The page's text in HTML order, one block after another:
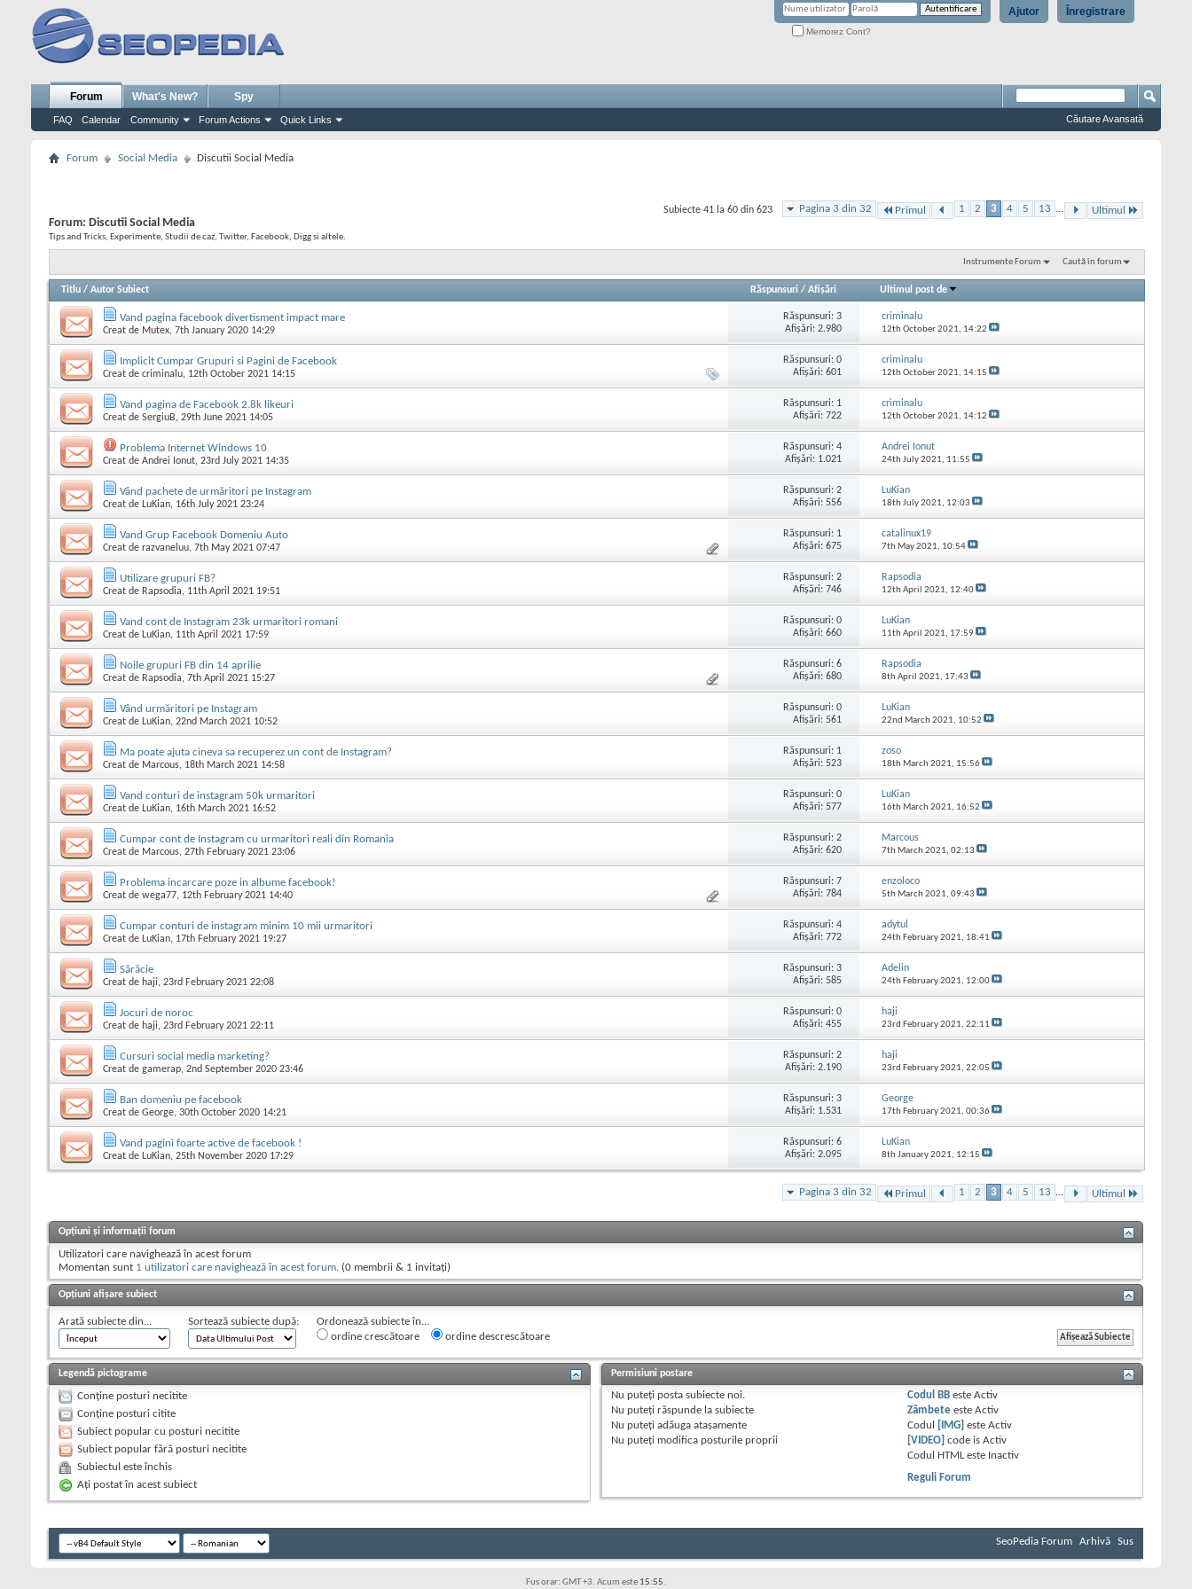
Înregistrare
Ajutor
Memorez Cont?
Forum
FAQ Calendar Community Forum Actions Quick Links
What's New? Spy
Căutare Avansată
Forum Social Media Discutii Social Media
Pagina 3 din 32 Primul 1 2 3 4 5 13 ... Ultimul
Subiecte 41 la 60 din 623
Forum: Discutii Social Media
Tips and Tricks, Experimente, Studii de caz, Twitter, Facebook, Digg si altele.
Instrumente Forum Caută în forum
Titlu / Autor Subiect Răspunsuri/ Afişări Ultimul post de
Vand pagina facebook divertisment impact mare
Creat de Mutex, 7th January 2020 14:29
Răspunsuri:3
Afişări: 2.980
criminalu
12th October 2021, 14:22
Implicit Cumpar Grupuri si Pagini de Facebook
Creat de criminalu, 12th October 2021 14:15
Răspunsuri:0
Afişări: 601
criminalu
12th October 2021, 14:15
Vand pagina de Facebook 2.8k likeuri
Creat de SergiuB, 29th June 2021 14:05
Răspunsuri: 1
Afişări: 722
criminalu
12th October 2021, 14:12
Problema Internet Windows 10
Creat de Andrei Ionut, 23rd July 2021 14:35
Răspunsuri:4
Afişări: 1.021
Andrei Ionut
24th July 2021, 11:55
Vând pachete de urmăritori pe Instagram
Creat de LuKian, 16th July 2021 23:24
Răspunsuri:2
Afişări: 556
LuKian
18th July 2021, 12:03
Vand Grup Facebook Domeniu Auto
Creat de razvaneluu, 7th May 2021 07:47
Răspunsuri: 1
Afişări: 675
catalinux19
7th May 2021, 10:54
Utilizare grupuri FB?
Creat de Rapsodia, 11th April 2021 19:51
Răspunsuri:2
Afişări: 746
Rapsodia
12th April 2021, 12:40
Vand cont de Instagram 23k urmaritori romani
Creat de LuKian, 11th April 2021 17:59
Răspunsuri:0
Afişări: 660
LuKian
11th April 2021, 17:59
Noile grupuri FB din 14 aprilie
Creat de Rapsodia, 7th April 2021 15:27
Răspunsuri:6
Afişări: 680
Rapsodia
8th April 2021, 17:43
Vând urmăritori pe Instagram
Creat de LuKian, 22nd March 2021 10:52
Răspunsuri:0
Afişări: 561
LuKian
22nd March 2021, 10:52
Ma poate ajuta cineva sa recuperez un cont de Instagram?
Creat de Marcous, 18th March 2021 14:58
Răspunsuri: 1
Afişări: 523
zoso
18th March 2021, 15:56
Vand conturi de instagram 50k urmaritori
Creat de LuKian, 16th March 2021 16:52
Răspunsuri:0
Afişări: 577
LuKian
16th March 2021, 16:52
Cumpar cont de Instagram cu urmaritori reali din Romania
Creat de Marcous, 27th February 2021 23:06
Răspunsuri:2
Afişări: 620
Marcous
7th March 2021, 02:13
Problema incarcare poze in albume facebook!
Creat de wega77, 12th February 2021 14:40
Răspunsuri:7
Afişări: 784
enzoloco
5th March 2021, 09:43
Cumpar conturi de instagram minim 10 mii urmaritori
Creat de LuKian, 17th February 2021 19:27
Răspunsuri:4
Afişări: 772
adytul
24th February 2021, 18:41
Sărăcie
Creat de haji, 23rd February 2021 22:08
Răspunsuri:3
Afişări: 585
Adelin
24th February 2021, 12:00
Jocuri de noroc
Creat de haji, 23rd February 2021 22:11
Răspunsuri:0
Afişări: 455
haji
23rd February 2021, 22:11
Cursuri social media marketing?
Creat de gamerap, 2nd September 2020 23:46
Răspunsuri:2
Afişări: 2.190
haji
23rd February 2021, 22:05
Ban domeniu pe facebook
Creat de George, 30th October 2020 14:21
Răspunsuri:3
Afişări: 1.531
George
17th February 2021, 00:36
Vand pagini foarte active de facebook !
Creat de LuKian, 25th November 2020 17:29
Răspunsuri:6
Afişări: 2.095
LuKian
8th January 2021, 12:15
Pagina 3 din 32 Primul 1 2 3 4 5 13 ... Ultimul
Opțiuni și informații forum
Utilizatori care navighează în acest forum
Momentan sunt 1 utilizatori care navighează în acest forum. (0 membrii & 1 invitaţi)
Opțiuni afișare subiect
Arată subiecte din... Sortează subiecte după:
Ordonează subiecte în...
ordine crescătoare
ordine descrescătoare
Legendă pictograme
Conține posturi necitite
Conține posturi citite
Subiect popular cu posturi necitite
Subiect popular fără posturi necitite
Subiectul este închis
Aţi postat în acest subiect
Permisiuni postare
Nu puteţi posta subiecte noi.
Nu puteţi răspunde la subiecte
Nu puteţi adăuga ataşamente
Nu puteţi modifica posturile proprii
Codul BB esteActiv
Zâmbete esteActiv
Codul
[IMG] esteActiv
[VIDEO] code isActiv
Codul HTML este Inactiv
Reguli Forum
SeoPedia Forum Arhivă Sus
Fus orar: GMT +3. Acum este 15:55.